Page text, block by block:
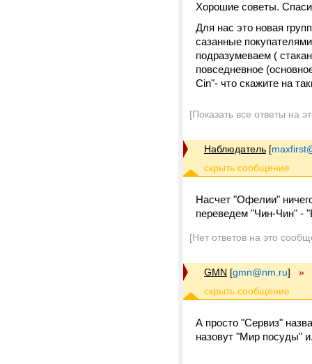
Хорошие советы.
Для нас это новая
сазанные
подразумеваем (
повседневное
Cin"- что скажите на
[Показать все ответы на
Наблюдатель [
Насчет "Офелии"
переведем "Чин-Чин" -
[Нет ответов на это
GMN [gmn@nm.ru] »
А просто "Сервиз"
назовут "Мир